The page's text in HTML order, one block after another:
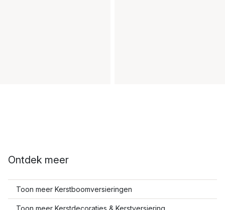
Ontdek meer
Toon meer Kerstboomversieringen
Toon meer Kerstdecoraties & Kerstversiering